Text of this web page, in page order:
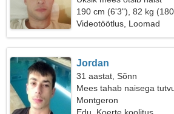
190 cm (6'3"), 82 kg
Videotöötlus, Loomad
Jordan
31 aastat, Sõnn
Mees tahab naisega
Montgeron